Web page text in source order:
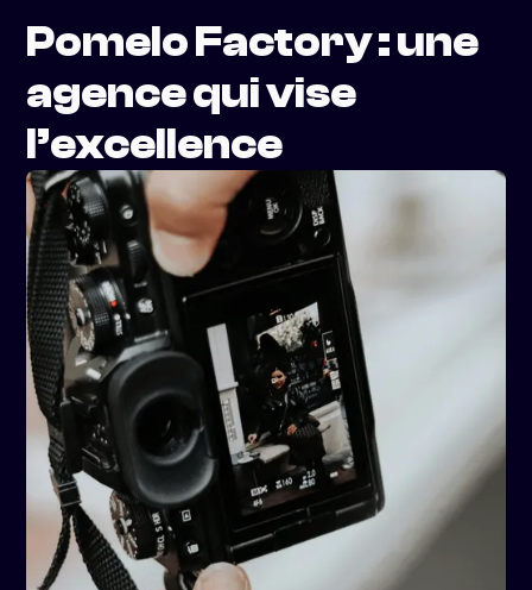
Pomelo Factory : une
agence qui vise
l’excellence